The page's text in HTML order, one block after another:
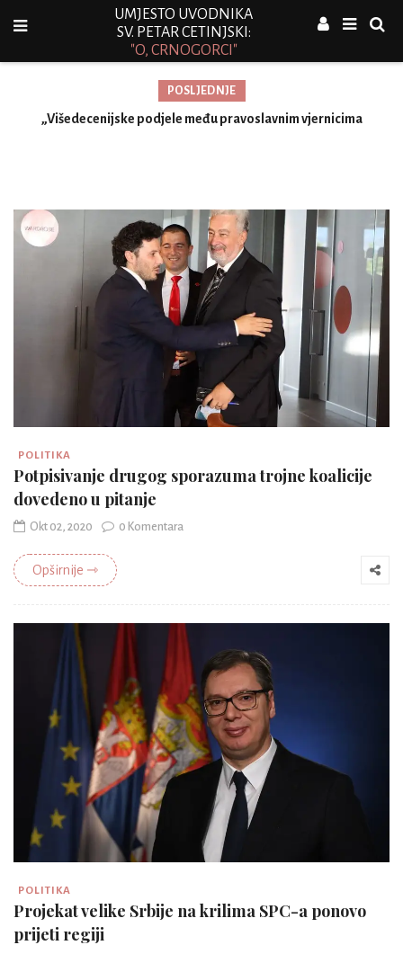
UMJESTO UVODNIKA
SV. PETAR CETINJSKI:
"O, CRNOGORCI"
POSLJEDNJE
„Višedecenijske podjele među pravoslavnim vjernicima
POLITIKA
Potpisivanje drugog sporazuma trojne koalicije
dovedeno u pitanje
Okt 02, 2020 0 Komentara
Opširnije ⇾
POLITIKA
Projekat velike Srbije na krilima SPC-a ponovo
prijeti regiji